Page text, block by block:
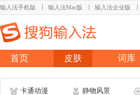
输入法手机版 输入法Mac版 输入法企业版
首页 皮肤 词库
卡通动漫 静物风景